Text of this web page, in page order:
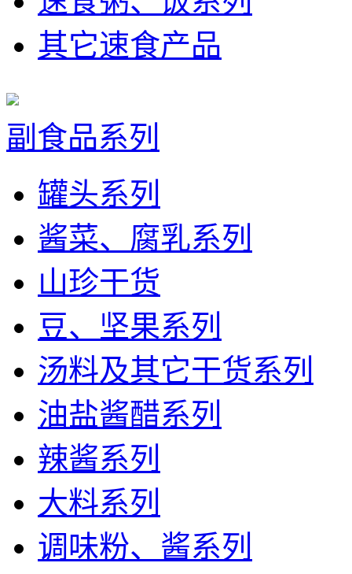
其它速食产品
副食品系列
罐头系列
酱菜、腐乳系列
山珍干货
豆、坚果系列
汤料及其它干货系列
油盐酱醋系列
辣酱系列
大料系列
调味粉、酱系列